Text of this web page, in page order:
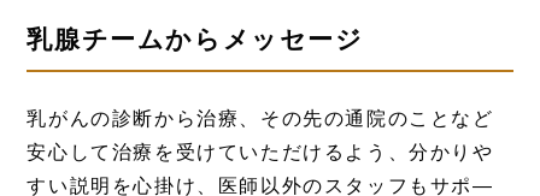
乳腺チームからメッセージ
乳がんの診断から治療、その先の通院のことなど
安心して治療を受けていただけるよう、分かりや
すい説明を心掛け、医師以外のスタッフもサポ―